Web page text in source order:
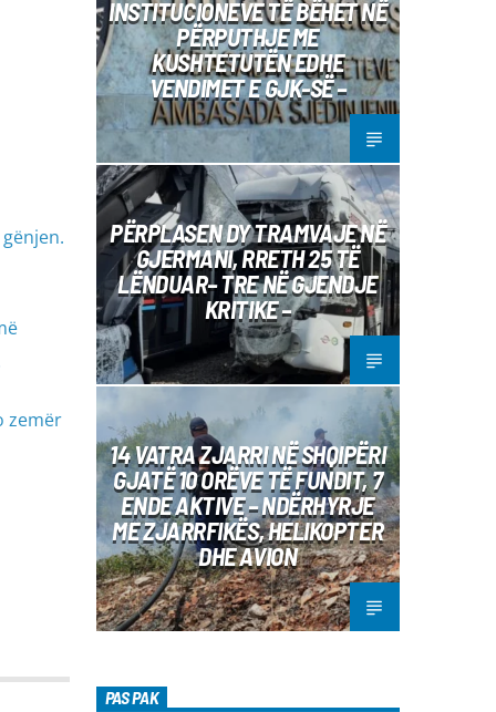
zemër
INSTITUCIONEVE TË BËHET NË
PËRPUTHJE ME
KUSHTETUTËN EDHE
VENDIMET E GJK-SË –
PËRPLASEN DY TRAMVAJE NË
GJERMANI, RRETH 25 TË
LËNDUAR– TRE NË GJENDJE
KRITIKE –
14 VATRA ZJARRI NË SHQIPËRI
GJATË 10 ORËVE TË FUNDIT, 7
ENDE AKTIVE – NDËRHYRJE
ME ZJARRFIKËS, HELIKOPTER
DHE AVION
PAS PAK